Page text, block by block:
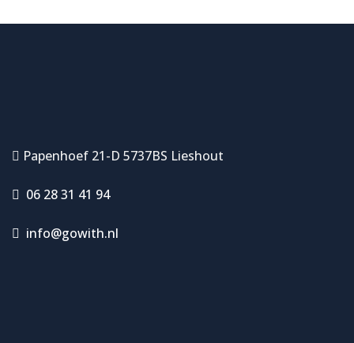
Papenhoef 21-D 5737BS Lieshout
06 28 31 41 94
info@gowith.nl